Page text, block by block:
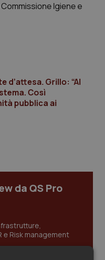
Igiene e
d’attesa. Grillo: “Al
Così
pubblica ai
da QS Pro
e Risk management